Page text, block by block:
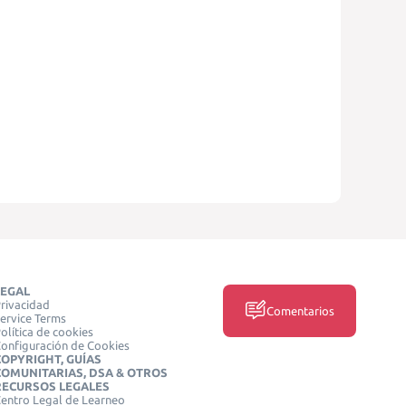
Terms
de cookies
de Cookies
GUÍAS
DSA & OTROS
LEGALES
Legal de Learneo
Comentarios